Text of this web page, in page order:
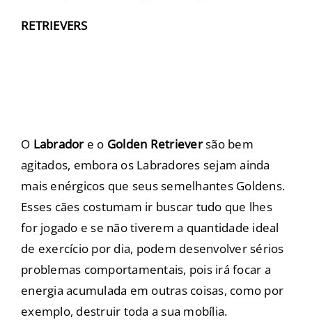
RETRIEVERS
O Labradore o Golden Retrieversão bem
agitados, embora os Labradores sejam ainda
mais enérgicos que seus semelhantes Goldens.
Esses cães costumam ir buscar tudo que lhes
for jogado e se não tiverem a quantidade ideal
de exercício por dia, podem desenvolver sérios
problemas comportamentais, pois irá focar a
energia acumulada em outras coisas, como por
exemplo, destruir toda a sua mobília.